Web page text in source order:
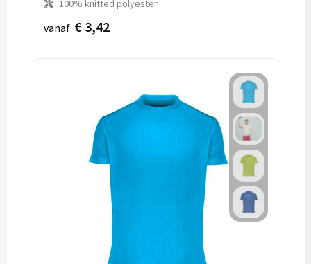
100% knitted polyester.
vanaf € 3,42